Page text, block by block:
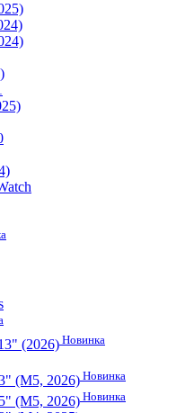
(2026) Новинка
(M5, 2026) Новинка
(M5, 2026) Новинка